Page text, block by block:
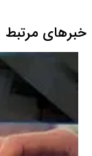
خبرهای مرتبط